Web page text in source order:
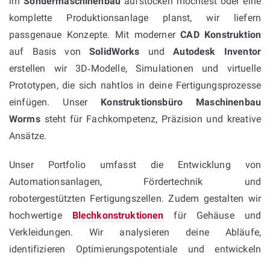
komplette Produktionsanlage planst, wir liefern
passgenaue Konzepte. Mit modernerCAD Konstruktion
auf Basis vonSolidWorks undAutodesk Inventor
erstellen wir 3D‑Modelle, Simulationen und virtuelle
Prototypen, die sich nahtlos in deine Fertigungsprozesse
einfügen. Unser Konstruktionsbüro Maschinenbau
Wormssteht für Fachkompetenz, Präzision und kreative
Ansätze.
Unser Portfolio umfasst die Entwicklung von
Automationsanlagen, Fördertechnik und
robotergestützten Fertigungszellen. Zudem gestalten wir
hochwertige Blechkonstruktionen für Gehäuse und
Verkleidungen. Wir analysieren deine Abläufe,
identifizieren Optimierungspotentiale und entwickeln